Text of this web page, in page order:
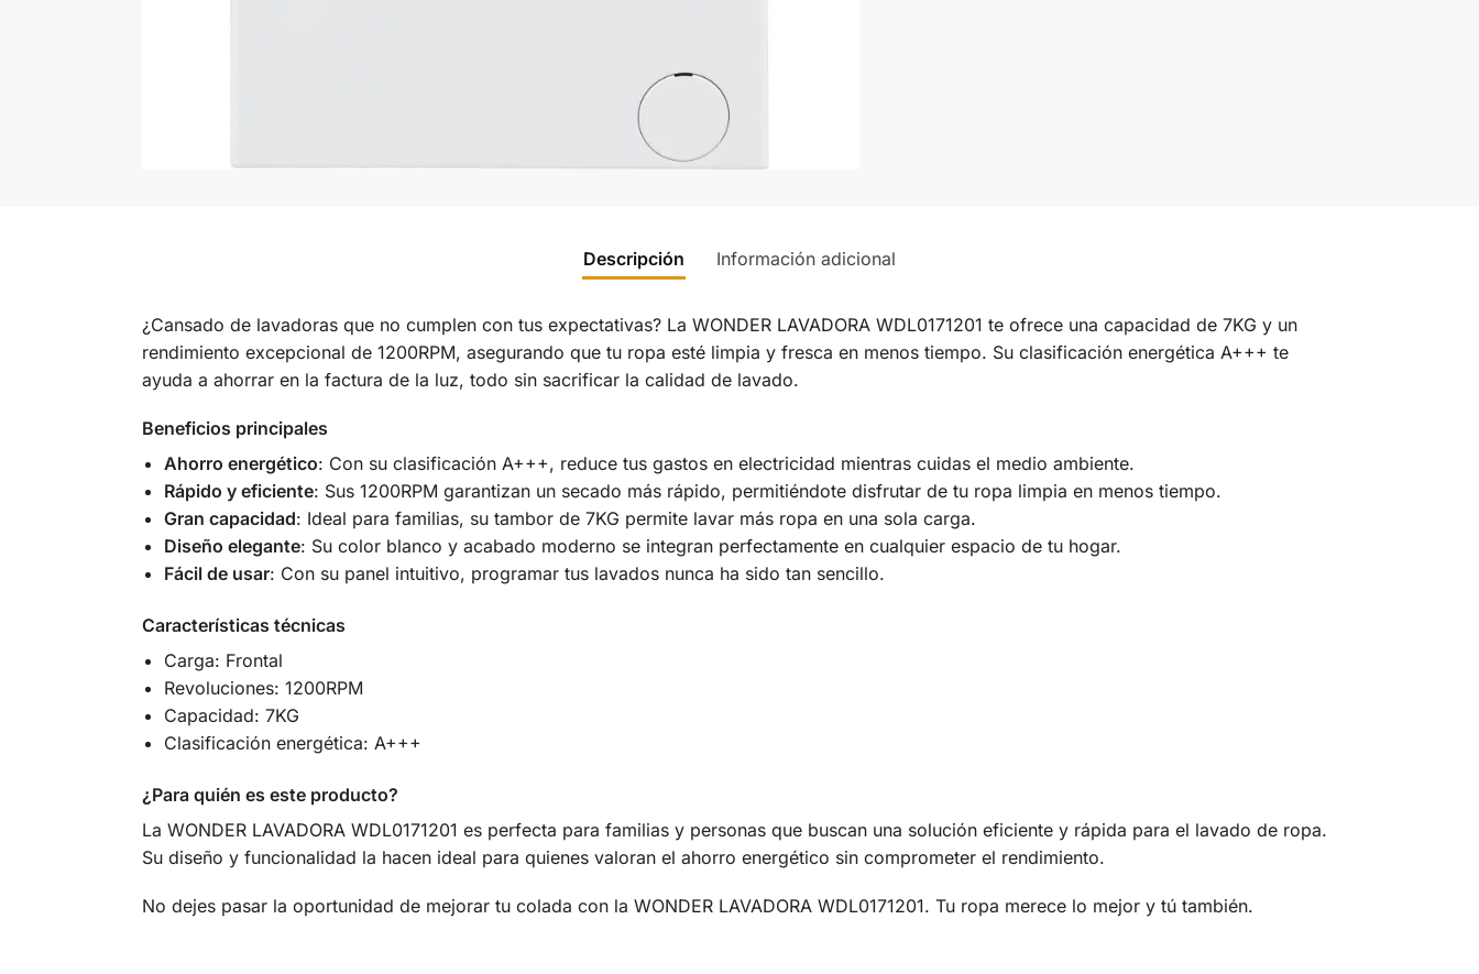
Descripción Información adicional
¿Cansado de lavadoras que no cumplen con tus expectativas? La WONDER LAVADORA WDL0171201 te ofrece una capacidad de 7KG y un
rendimiento excepcional de 1200RPM, asegurando que tu ropa esté limpia y fresca en menos tiempo. Su clasificación energética A+++ te
ayuda a ahorrar en la factura de la luz, todo sin sacrificar la calidad de lavado.
Beneficios principales
Ahorro energético: Con su clasificación A+++, reduce tus gastos en electricidad mientras cuidas el medio ambiente.
Rápido y eficiente: Sus 1200RPM garantizan un secado más rápido, permitiéndote disfrutar de tu ropa limpia en menos tiempo.
Gran capacidad: Ideal para familias, su tambor de 7KG permite lavar más ropa en una sola carga.
Diseño elegante: Su color blanco y acabado moderno se integran perfectamente en cualquier espacio de tu hogar.
Fácil de usar: Con su panel intuitivo, programar tus lavados nunca ha sido tan sencillo.
Características técnicas
Carga: Frontal
Revoluciones: 1200RPM
Capacidad: 7KG
Clasificación energética: A+++
¿Para quién es este producto?
La WONDER LAVADORA WDL0171201 es perfecta para familias y personas que buscan una solución eficiente y rápida para el lavado de ropa.
Su diseño y funcionalidad la hacen ideal para quienes valoran el ahorro energético sin comprometer el rendimiento.
No dejes pasar la oportunidad de mejorar tu colada con la WONDER LAVADORA WDL0171201. Tu ropa merece lo mejor y tú también.